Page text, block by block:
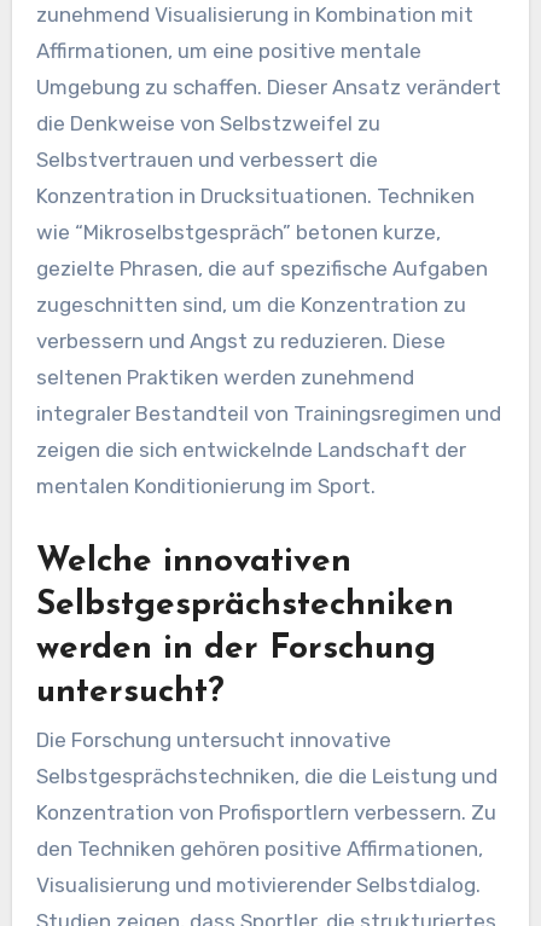
Sportpsychologie?
Neu auftretende Selbstgesprächspraktiken in
der Sportpsychologie konzentrieren sich darauf,
die Leistung durch einzigartige kognitive
Strategien zu verbessern. Sportler verwenden
zunehmend Visualisierung in Kombination mit
Affirmationen, um eine positive mentale
Umgebung zu schaffen. Dieser Ansatz verändert
die Denkweise von Selbstzweifel zu
Selbstvertrauen und verbessert die
Konzentration in Drucksituationen. Techniken
wie “Mikroselbstgespräch” betonen kurze,
gezielte Phrasen, die auf spezifische Aufgaben
verbessern und Angst zu reduzieren. Diese
seltenen Praktiken werden zunehmend
integraler Bestandteil von Trainingsregimen und
zeigen die sich entwickelnde Landschaft der
mentalen Konditionierung im Sport.
Welche innovativen
Selbstgesprächstechniken
werden in der Forschung
untersucht?